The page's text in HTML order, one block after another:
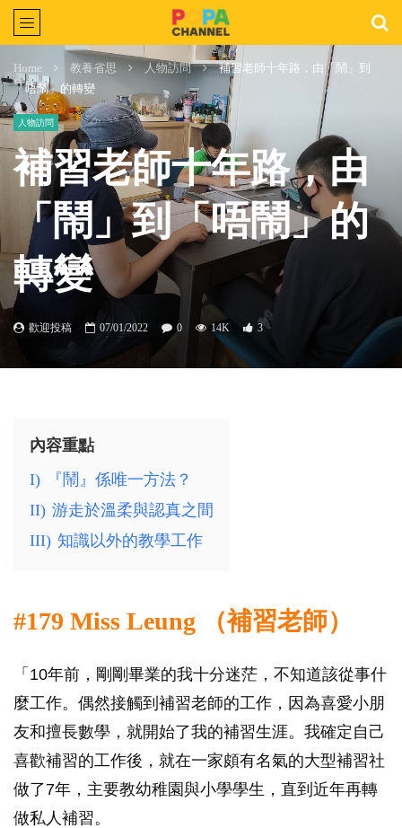
Home 教養省思 人物訪問
補習老師十年路，由「鬧」到
「唔鬧」的轉變
人物訪問
補習老師十年路，由
「鬧」到「唔鬧」的
轉變
歡迎投稿 07/01/2022 0 14K 3
內容重點
I)
『鬧』係唯一方法？
II) 游走於溫柔與認真之間
III) 知識以外的教學工作
#179 Miss Leung （補習老師）
「10年前，剛剛畢業的我十分迷茫，不知道該從事什
麼工作。偶然接觸到補習老師的工作，因為喜愛小朋
友和擅長數學，就開始了我的補習生涯。我確定自己
喜歡補習的工作後，就在一家頗有名氣的大型補習社
做了7年，主要教幼稚園與小學學生，直到近年再轉
做私人補習。